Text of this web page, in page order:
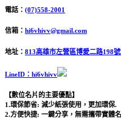
電話： (07)558-2001
信箱： hi6vhivv@gmail.com
地址： 813高雄市左營區博愛二路198號
LineID：hi6vhivv
【數位名片的主要優點】
1.環保節省: 減少紙張使用，更加環保.
2.方便快捷: 一鍵分享，無需攜帶實體